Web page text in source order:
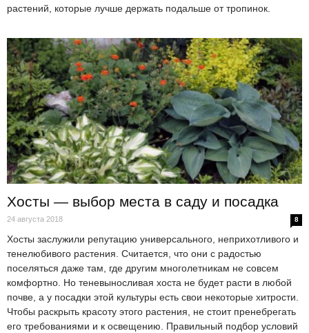
растений, которые лучше держать подальше от тропинок.
Хосты — выбор места в саду и посадка
24 августа 2018 8
Хосты заслужили репутацию универсального, неприхотливого и
тенелюбивого растения. Считается, что они с радостью
поселяться даже там, где другим многолетникам не совсем
комфортно. Но теневыносливая хоста не будет расти в любой
почве, а у посадки этой культуры есть свои некоторые хитрости.
Чтобы раскрыть красоту этого растения, не стоит пренебрегать
его требованиями и к освещению. Правильный подбор условий